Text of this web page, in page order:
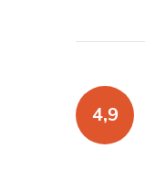
d
a
c 4,9